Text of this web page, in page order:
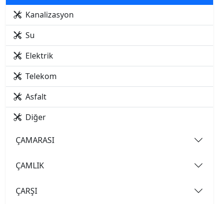
Kanalizasyon
Su
Elektrik
Telekom
Asfalt
Diğer
ÇAMARASI
ÇAMLIK
ÇARŞI